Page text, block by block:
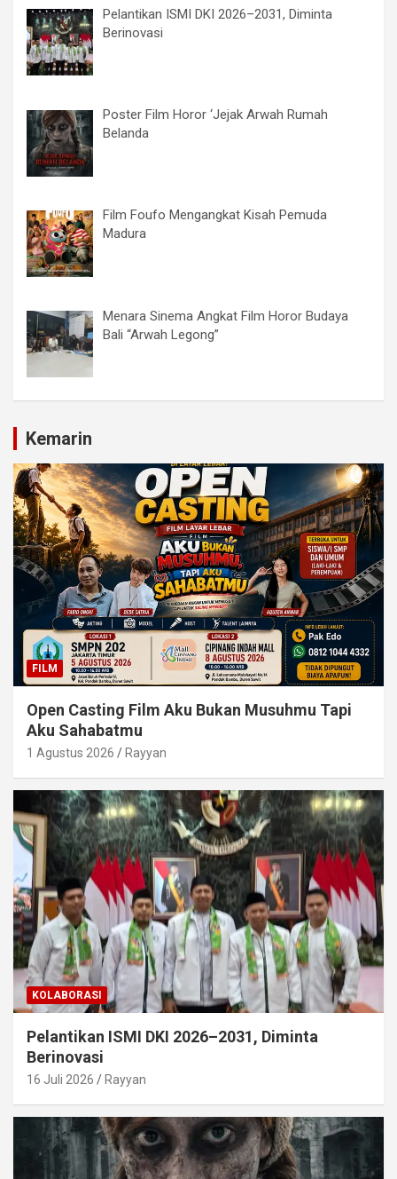
Pelantikan ISMI DKI 2026–2031, Diminta
Berinovasi
Poster Film Horor ‘Jejak Arwah Rumah
Belanda
Film Foufo Mengangkat Kisah Pemuda
Madura
Menara Sinema Angkat Film Horor Budaya
Bali “Arwah Legong”
Kemarin
FILM
Open Casting Film Aku Bukan Musuhmu Tapi
Aku Sahabatmu
1 Agustus 2026 Rayyan
KOLABORASI
Pelantikan ISMI DKI 2026–2031, Diminta
Berinovasi
16 Juli 2026 Rayyan